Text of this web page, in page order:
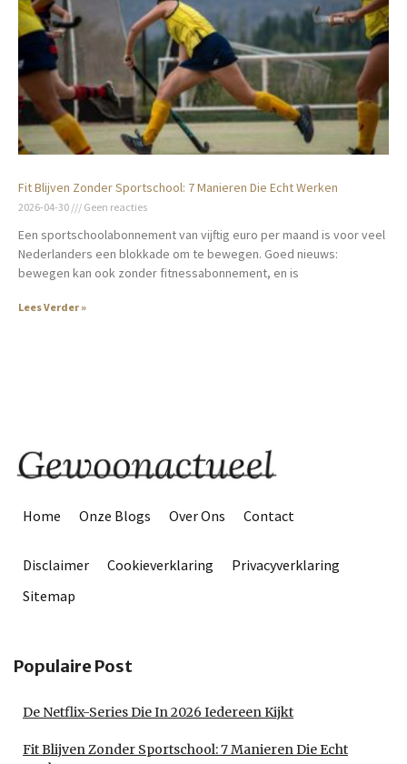
Fit Blijven Zonder Sportschool: 7 Manieren Die Echt Werken
2026-04-30 Geen reacties
Een sportschoolabonnement van vijftig euro per maand is voor veel
Nederlanders een blokkade om te bewegen. Goed nieuws:
bewegen kan ook zonder fitnessabonnement, en is
Lees Verder »
Home Onze Blogs Over Ons Contact
Disclaimer Cookieverklaring
Privacyverklaring
Sitemap
Populaire Post
De Netflix-Series Die In 2026 Iedereen Kijkt
Fit Blijven Zonder Sportschool: 7 Manieren Die Echt